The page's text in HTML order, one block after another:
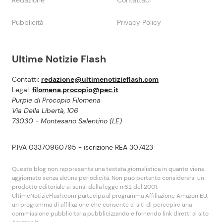
Ultime Notizie Flash
Contatti: redazione@ultimenotizieflash.com
Legal: filomena.procopio@pec.it
Purple di Procopio Filomena
Via Della Libertà, 106
73030 - Montesano Salentino (LE)
P.IVA 03370960795 - iscrizione REA 307423
Questo blog non rappresenta una testata giornalistica in quanto viene
aggiornato senza alcuna periodicità. Non puó pertanto considerarsi un
prodotto editoriale ai sensi della legge n.62 del 2001.
UltimeNotizieFlash.com partecipa al programma Affiliazione Amazon EU,
un programma di affiliazione che consente ai siti di percepire una
commissione pubblicitaria pubblicizzando e fornendo link diretti al sito
Pubblicità Privacy Policy